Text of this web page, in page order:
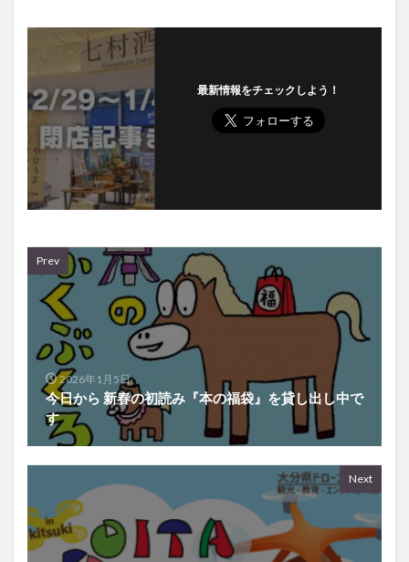
最新情報をチェックしよう！
Prev
2026年1月5日
今日から 新春の初読み『本の福袋』を貸し出し中で
す
Next